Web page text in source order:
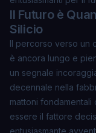
Il Futuro è
Silicio
Il percorso verso un
è ancora lungo e
un segnale
decennale nella
mattoni
essere il fattore
entusiasmante